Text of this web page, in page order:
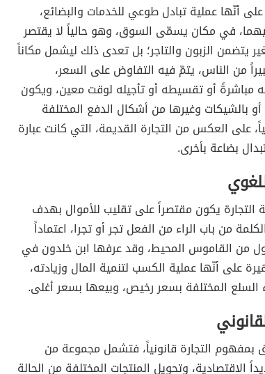
أنّها عملية تبادل طوعي للخدمات والبضائع،
في مكان يسمّى السوق، وهو حالياً لا يقتصر
يتضمن الزبون والتاجر؛ بل تعدى ذلك ليشمل مكاناً
من الناس، يتمّ فيه التفاوض على السعر،
مباشرةً أو تقسيطه أو تأجيله لوقت معين، ويكون
أو بالشيكات وغيرها من أشكال الدفع المختلفة
على العكس من التجارة القديمة، التي كانت عبارة
بضاعة بأخرى.
يكون مقتصراً على تقليب للأموال بهدف
من باب الراء من الفعل تجر أو تجرا، اعتماداً
من القاموس المحيط، وقد عرفها ابن خلدون في
على أنّها عملية الكسب لتنمية المال وزيادته،
السلع المختلفة بسعر رخيص، وبيعها بسعر أغلى.
بمفهوم التجارة قانونياً، فتشمل مجموعة من
الاقتصادية، وتحويل المنتجات المختلفة من الحالة